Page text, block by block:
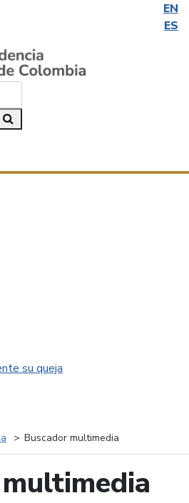
EN
ES
su queja
Buscador multimedia